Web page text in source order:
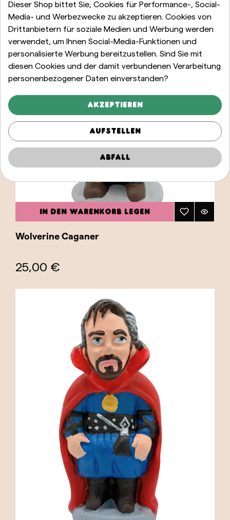
IN DEN WARENKORB LEGEN
Wolverine Caganer
25,00 €
Dieser Shop bittet Sie, Cookies für Performance-, Social-
Media- und Werbezwecke zu akzeptieren. Cookies von
Drittanbietern für soziale Medien und Werbung werden
verwendet, um Ihnen Social-Media-Funktionen und
personalisierte Werbung bereitzustellen. Sind Sie mit
diesen Cookies und der damit verbundenen Verarbeitung
personenbezogener Daten einverstanden?
Akzeptieren
Aufstellen
Abfall